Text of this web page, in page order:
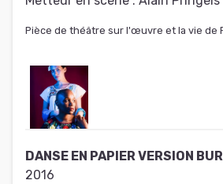
Pièce de théâtre sur l'œuvre et la vie de
DANSE EN PAPIER VERSION
2016